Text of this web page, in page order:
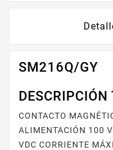
SM216Q/GY
CONTACTO
ALIMENTACIÓN 100
VDC CORRIENTE